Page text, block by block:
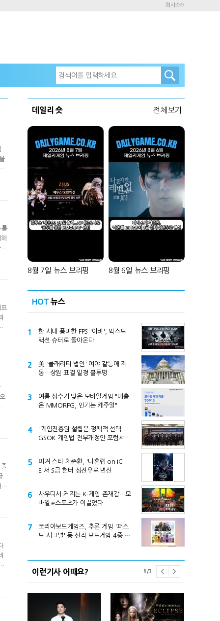
회사소개
롤
줄
.
데일리 숏 전체보기
8월 7일 뉴스 브리핑 8월 6일 뉴스 브리핑
HOT 뉴스
1
한 시대 풍미한 FPS '아바', 익스트
랙션 슈터로 돌아온다
2
美 '클래리티 법안' 여야 갈등에 제
동…상원 표결 일정 불투명
3
여름 성수기 맞은 모바일게임 "매출
은 MMORPG, 인기는 캐주얼"
4
"게임진흥원 설립은 정책적 선택"…
GSOK 게임법 전부개정안 포럼서
5
피겨 스타 차준환, '나혼렙 on IC
E'서 S급 헌터 성진우로 변신
6
사우디서 커지는 K-게임 존재감…모
바일·e스포츠가 이끌었다
7
코리아보드게임즈, 추론 게임 '퍼스
트 시그널' 등 신작 보드게임 4종 출
이런기사 어때요? 1 /3